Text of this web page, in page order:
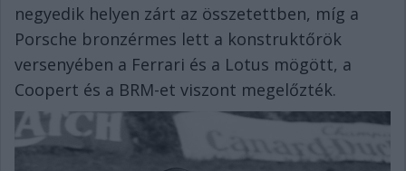
negyedik helyen zárt az összetettben, míg a
Porsche bronzérmes lett a konstruktőrök
versenyében a Ferrari és a Lotus mögött, a
Coopert és a BRM-et viszont megelőzték.